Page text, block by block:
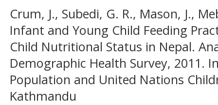
Crum, J., Subedi, G. R., Mason, J.,
Infant and Young Child Feeding
Child Nutritional Status in Nepal.
Demographic Health Survey, 2011.
Population and United Nations
Kathmandu